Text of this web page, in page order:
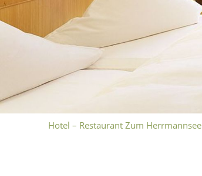
Hotel – Restaurant Zum Herrmannsee